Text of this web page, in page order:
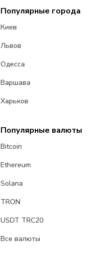
Популярные города
Киев
Львов
Одесса
Варшава
Харьков
Популярные валюты
Bitcoin
Ethereum
Solana
TRON
USDT TRC20
Все валюты